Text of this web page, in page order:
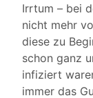
Irrtum – bei
nicht mehr
diese zu
schon ganz
infiziert
immer das